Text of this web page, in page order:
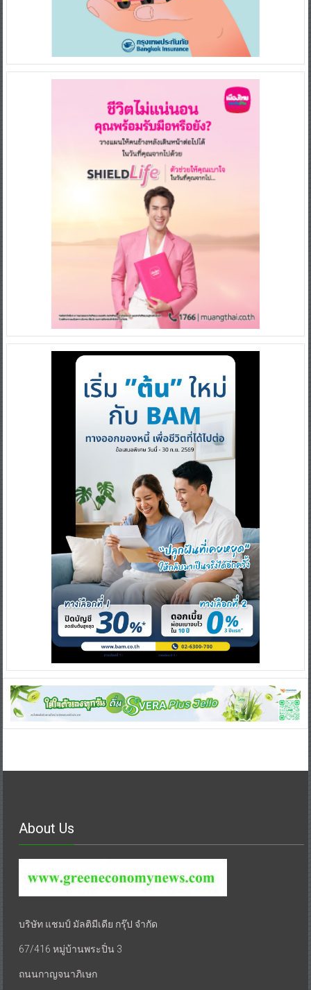
About Us
บริษัท แชมป์ มัลติมีเดีย กรุ๊ป จำกัด
67/416 หมู่บ้านพระปิ่น 3
ถนนกาญจนาภิเษก